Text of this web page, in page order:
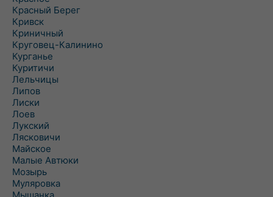
Красный Берег
Кривск
Криничный
Круговец-Калинино
Курганье
Куритичи
Лельчицы
Липов
Лиски
Лоев
Лукский
Лясковичи
Майское
Малые Автюки
Мозырь
Муляровка